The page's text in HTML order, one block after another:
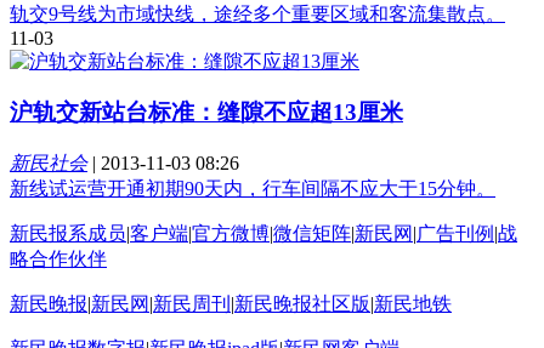
轨交9号线为市域快线，途经多个重要区域和客流集散点。
11-03
沪轨交新站台标准：缝隙不应超13厘米
新民社会| 2013-11-03 08:26
新线试运营开通初期90天内，行车间隔不应大于15分钟。
新民报系成员|客户端|官方微博|微信矩阵|新民网 |广告刊例 |战
略合作伙伴
新民晚报|新民网 |新民周刊 |新民晚报社区版|新民地铁